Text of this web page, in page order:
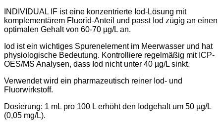
INDIVIDUAL IF ist eine konzentrierte Iod-Lösung mit
komplementärem Fluorid-Anteil und passt Iod zügig an einen
optimalen Gehalt von 60-70 µg/L an.
Iod ist ein wichtiges Spurenelement im Meerwasser und hat
physiologische Bedeutung. Kontrolliere regelmäßig mit ICP-
OES/MS Analysen, dass Iod nicht unter 40 µg/L sinkt.
Verwendet wird ein pharmazeutisch reiner Iod- und
Fluorwirkstoff.
Dosierung: 1 mL pro 100 L erhöht den Iodgehalt um 50 µg/L
(0,05 mg/L).